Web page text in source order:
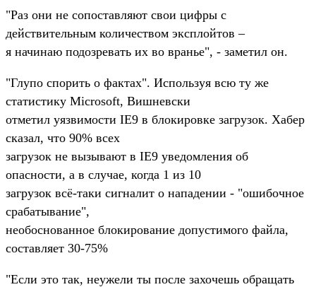
"Раз они не сопоставляют свои цифры с
действительным количеством эксплойтов –
я начинаю подозревать их во вранье", - заметил он.
"Глупо спорить о фактах". Используя всю ту же
статистику Microsoft, Вишневски
отметил уязвимости IE9 в блокировке загрузок. Хабер
сказал, что 90% всех
загрузок не вызывают в IE9 уведомления об
опасности, а в случае, когда 1 из 10
загрузок всё-таки сигналит о нападении - "ошибочное
срабатывание",
необоснованное блокирование допустимого файла,
составляет 30-75%
"Если это так, неужели ты после захочешь обращать